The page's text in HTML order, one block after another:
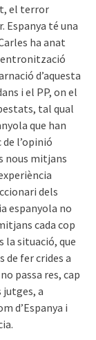
el terror
Espanya té una
ha anat
entronització
d’aquesta
i el PP, on el
tal qual
que han
l’opinió
nous mitjans
dels
espanyola no
cada cop
la situació, que
de fer crides a
passa res, cap
jutges, a
d’Espanya i